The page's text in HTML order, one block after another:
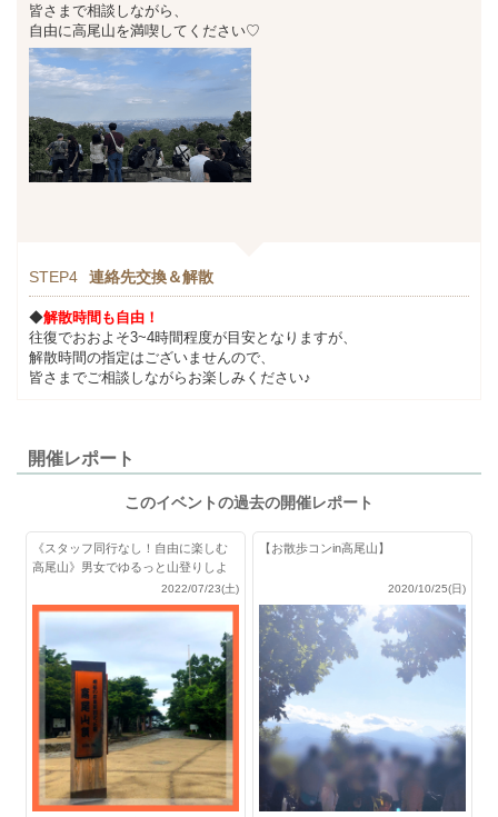
皆さまで相談しながら、
自由に高尾山を満喫してください♡
STEP4 連絡先交換＆解散
◆解散時間も自由！
往復でおおよそ3~4時間程度が目安となりますが、
解散時間の指定はございませんので、
皆さまでご相談しながらお楽しみください♪
開催レポート
このイベントの過去の開催レポート
《スタッフ同行なし！自由に楽しむ
高尾山》男女でゆるっと山登りしよ
2022/07/23(土)
【お散歩コンin高尾山】
2020/10/25(日)